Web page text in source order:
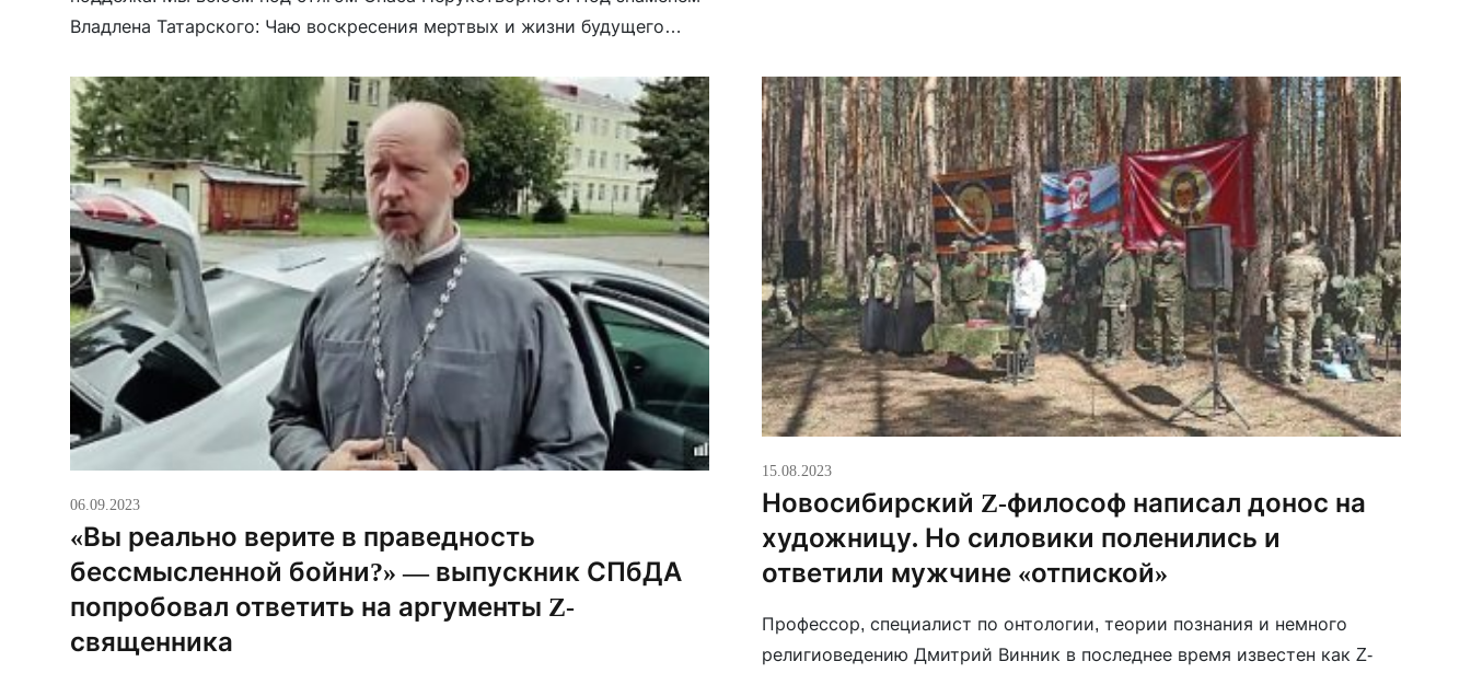
Владлена Татарского: Чаю воскресения мертвых и жизни будущего
06.09.2023
«Вы реально верите в праведность
бессмысленной бойни?» — выпускник СПбДА
попробовал ответить на аргументы Z-
священника
15.08.2023
Новосибирский Z-философ написал донос на
художницу. Но силовики поленились и
ответили мужчине «отпиской»
Профессор, специалист по онтологии, теории познания и немного
религиоведению Дмитрий Винник в последнее время известен как Z-